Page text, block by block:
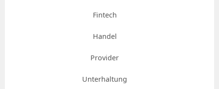
Fintech
Handel
Provider
Unterhaltung